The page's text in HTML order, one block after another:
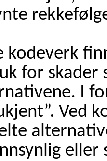
kodeverk
for skader
I
Ved